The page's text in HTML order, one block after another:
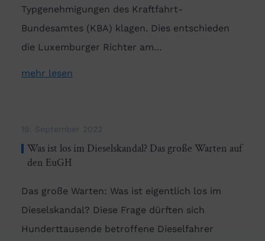
Typgenehmigungen des Kraftfahrt-
Bundesamtes (KBA) klagen. Dies entschieden
die Luxemburger Richter am…
mehr lesen
19. September 2022
Was ist los im Dieselskandal? Das große Warten auf
den EuGH
Das große Warten: Was ist eigentlich los im
Dieselskandal? Diese Frage dürften sich
Hunderttausende betroffene Dieselfahrer